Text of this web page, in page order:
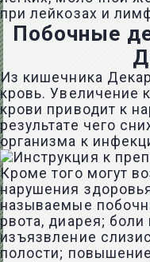
при лейкозах и
Побочные
Из кишечника
кровь. Увеличение
крови приводит к
результате чего
организма к
Кроме того могут
нарушения
называемые
рвота, диарея; боли
изъязвление
полости;